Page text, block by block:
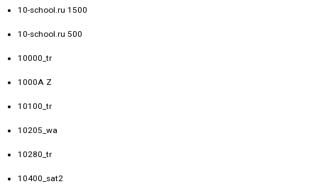
10-school.ru 1500
10-school.ru 500
10000_tr
1000A Z
10100_tr
10205_wa
10280_tr
10400_sat2